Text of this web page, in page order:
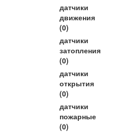
датчики
движения
(0)
датчики
затопления
(0)
датчики
открытия
(0)
датчики
пожарные
(0)